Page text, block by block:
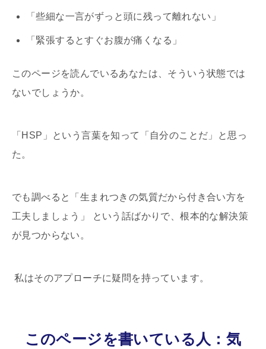
「些細な一言がずっと頭に残って離れない」
「緊張するとすぐお腹が痛くなる」
このページを読んでいるあなたは、そういう状態では
ないでしょうか。
「 HSP 」という言葉を知って「自分のことだ」と思っ
た。
でも調べると「生まれつきの気質だから付き合い方を
工夫しましょう」 という話ばかりで、根本的な解決策
が見つからない。
私はそのアプローチに疑問を持っています。
このページを書いている人：気